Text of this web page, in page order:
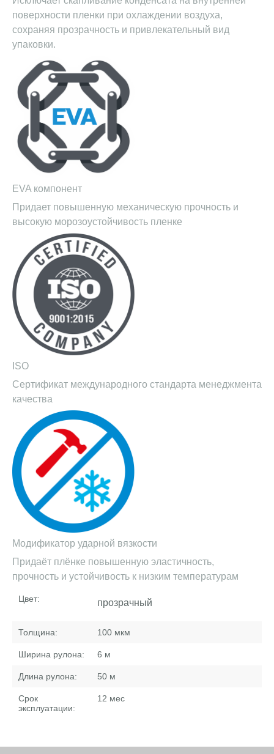
поверхности пленки при охлаждении воздуха,
сохраняя прозрачность и привлекательный вид
упаковки.
EVA компонент
Придает повышенную механическую прочность и
высокую морозоустойчивость пленке
ISO
Сертификат международного стандарта менеджмента
качества
Модификатор ударной вязкости
Придаёт плёнке повышенную эластичность,
прочность и устойчивость к низким температурам
Цвет: прозрачный
Толщина: 100 мкм
Ширина рулона: 6 м
Длина рулона: 50 м
Срок
эксплуатации:
12 мес